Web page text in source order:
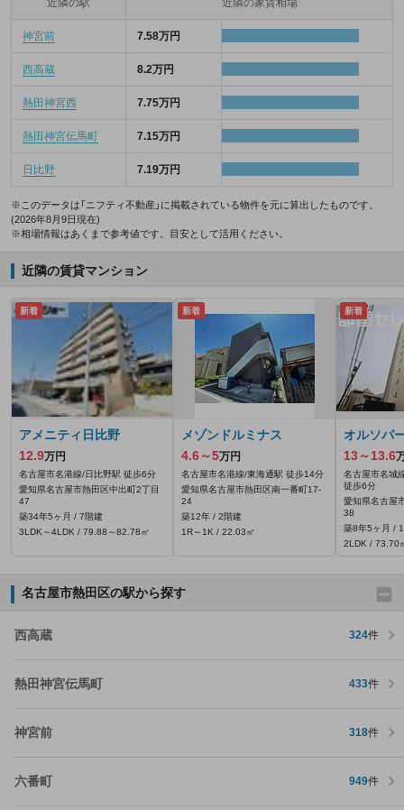
近隣の駅 近隣の家賃相場
神宮前 7.58万円
西高蔵 8.2万円
熱田神宮西 7.75万円
熱田神宮伝馬町 7.15万円
日比野 7.19万円
※このデータは「ニフティ不動産」に掲載されている物件を元に算出したものです。
(2026年8月9日現在)
※相場情報はあくまで参考値です。目安として活用ください。
近隣の賃貸マンション
新着
アメニティ日比野
12.9万円
名古屋市名港線/日比野駅 徒歩6分
愛知県名古屋市熱田区中出町2丁目
47
築34年5ヶ月 / 7階建
3LDK～4LDK / 79.88～82.78㎡
新着
メゾンドルミナス
4.6～5万円
名古屋市名港線/東海通駅 徒歩14分
愛知県名古屋市熱田区南一番町17-
24
築12年 / 2階建
1R～1K / 22.03㎡
新着
オルソパ
13～13.6
名古屋市名城
徒歩6分
愛知県名古屋
38
築8年5ヶ月 /
2LDK / 73.70
名古屋市熱田区の駅から探す
西高蔵 324件
熱田神宮伝馬町 433件
神宮前 318件
六番町 949件